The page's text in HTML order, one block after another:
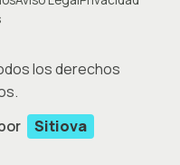
los derechos
Sitiova